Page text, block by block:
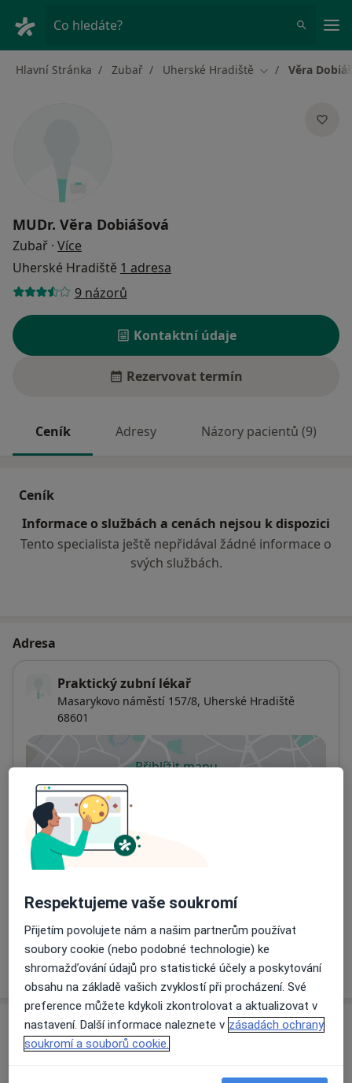
Co hledáte?
Hlavní Stránka Zubař Uherské Hradiště Změna města
Věra
MUDr. Věra Dobiášová
Zubař · Více
Uherské Hradiště 1 adresa
9 názorů
Kontaktní údaje
Rezervovat termín
Ceník Adresy Názory pacientů (9)
Ceník
Informace o službách a cenách nejsou k dispozici
Tento specialista ještě nepřidával žádné informace o
svých službách.
Adresa
Praktický zubní lékař
Masarykovo náměstí 157/8, Uherské Hradiště
68601
Přiblížit mapu
Dostupnost
Na této adrese online kalendář není aktivní
Co mám v takové situaci udělat?
Na teto adrese lékař přijímá pacienty na pojišťovnu
Detaily
Víceo adrese
Názory
Respektujeme vaše soukromí
Přijetím povolujete nám a našim partnerům používat
soubory cookie (nebo podobné technologie) ke
shromažďování údajů pro statistické účely a poskytování
obsahu na základě vašich zvyklostí při procházení. Své
preference můžete kdykoli zkontrolovat a aktualizovat v
nastavení. Další informace naleznete v zásadách ochrany
soukromí a souborů cookie.